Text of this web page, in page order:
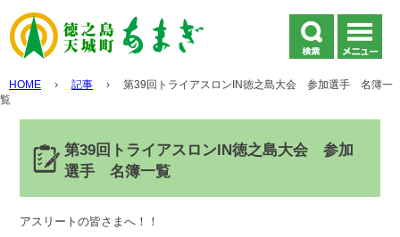
HOME › 記事 ›
第39回トライアスロンIN徳之島大会 参加選手 名簿一
覧
第39回トライアスロンIN徳之島大会 参加
選手 名簿一覧
アスリートの皆さまへ！！